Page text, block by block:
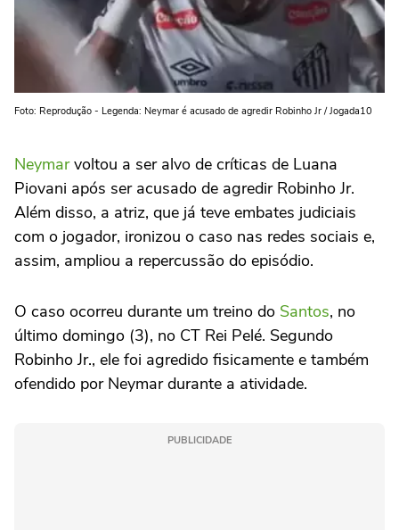
Foto: Reprodução - Legenda: Neymar é acusado de agredir Robinho Jr / Jogada10
Neymarvoltou a ser alvo de críticas de Luana
Piovani após ser acusado de agredir Robinho Jr.
Além disso, a atriz, que já teve embates judiciais
com o jogador, ironizou o caso nas redes sociais e,
assim, ampliou a repercussão do episódio.
O caso ocorreu durante um treino do Santos, no
último domingo (3), no CT Rei Pelé. Segundo
Robinho Jr., ele foi agredido fisicamente e também
ofendido por Neymar durante a atividade.
PUBLICIDADE